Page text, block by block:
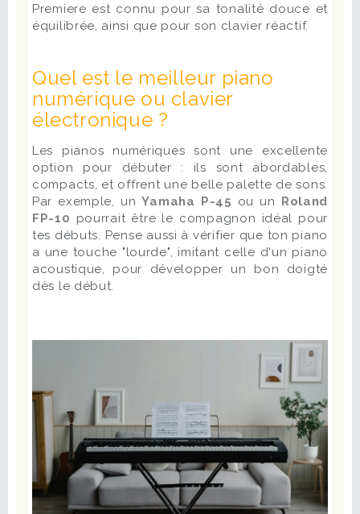
Premiere est connu pour sa tonalité douce et
équilibrée, ainsi que pour son clavier réactif.
Quel est le meilleur piano
numérique ou clavier
électronique ?
Les pianos numériques sont une excellente
option pour débuter : ils sont abordables,
compacts, et offrent une belle palette de sons.
Par exemple, unYamaha P-45 ou un Roland
FP-10 pourrait être le compagnon idéal pour
tes débuts. Pense aussi à vérifier que ton piano
a une touche "lourde", imitant celle d'un piano
acoustique, pour développer un bon doigté
dès le début.